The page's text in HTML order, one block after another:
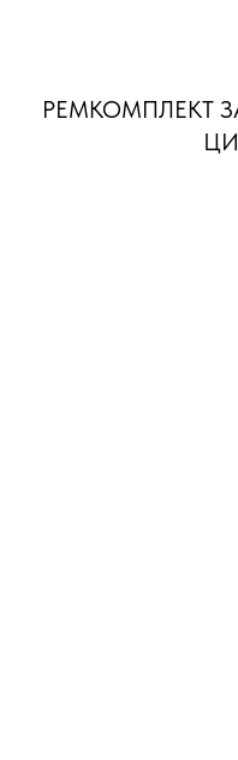
РЕМКОМПЛЕКТ